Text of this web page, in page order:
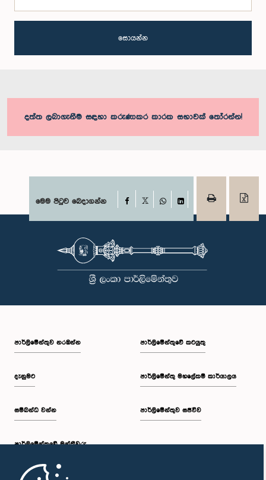
සොයන්න
දත්ත ලබාගැනීම සඳහා කරුණාකර කාරක සභාවක් තෝරන්න!
මෙම පිටුව බෙදාගන්න Facebook
WhatsAppLinkedIn
පාර්ලි‌මේන්තුව නරඹන්න
දැනුමට
සම්බන්ධ වන්න
පාර්ලි‌මේන්තුවේ මන්ත්‍රීවරු
මුල් පිටුව
පාර්ලිමේන්තුවේ කටයුතු
පාර්ලිමේන්තු මහලේකම් කාර්යාලය
පාර්ලිමේන්තුව සජීවීව